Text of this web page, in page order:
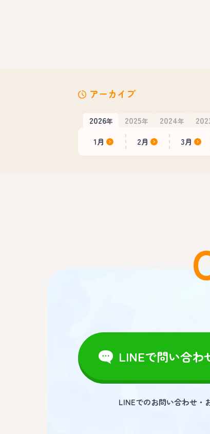
アーカイブ
2026年 2025年 2024年
1月 2月 3月
LINEで問い合わ
LINEでのお問い合わせ・